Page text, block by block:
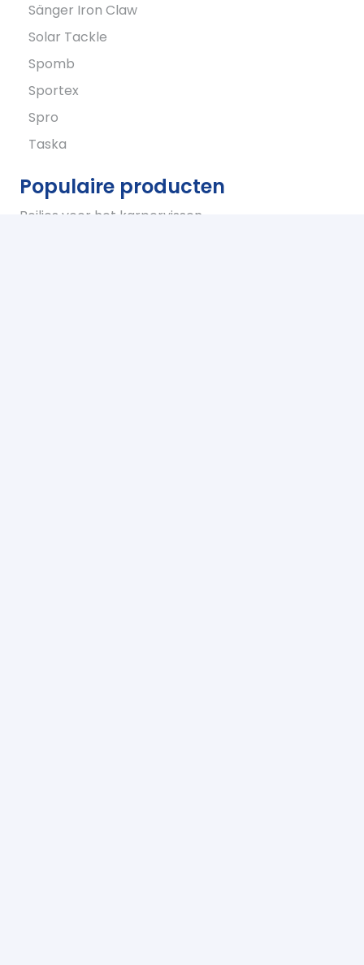
Sänger Iron Claw
Solar Tackle
Spomb
Sportex
Spro
Taska
Populaire producten
Boilies voor het karpervissen